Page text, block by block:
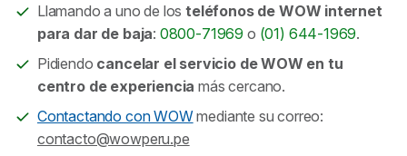
Otras preguntas frecuentes sobre la cancelación
de servicios de WOW
Llamando a uno de losteléfonos de WOW internet
para dar de baja: 0800-71969 o (01) 644-1969.
Pidiendo cancelar el servicio de WOW en tu
centro de experiencia más cercano.
Contactando con WOWmediante su correo:
contacto@wowperu.pe